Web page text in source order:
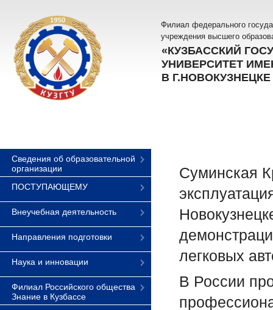
Филиал федерального
учреждения высшего
«КУЗБАССКИЙ
УНИВЕРСИТЕТ
В Г.НОВОКУЗНЕЦКЕ
Сведения об образовательной
организации
ПОСТУПАЮЩЕМУ
Внеучебная деятельность
Направления подготовки
Наука и инновации
Филиал Российского общества
Знание в Кузбассе
Суминская
легковых
В России